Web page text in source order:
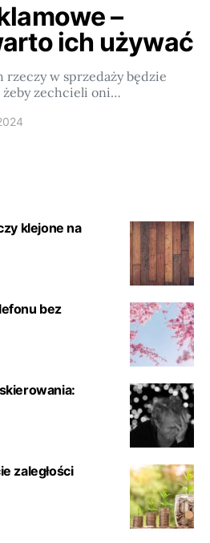
–
ich używać
rzeczy w sprzedaży będzie
zechcieli oni…
klejone na
bez
zaległości